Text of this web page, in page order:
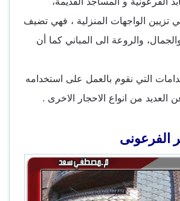
تزيين الواجهات المنزلية ، فهي تضيف
والروعة الى المباني كما أن
التي نقوم بالعمل على استخدامه
العديد من انواع الاحجار الاخرى .
الفرعونى